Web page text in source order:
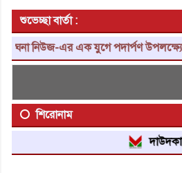
শুভেচ্ছা বার্তা :
নিউজ-এর এক যুগে পদার্পণ উপলক্ষ্যে
শিরোনাম